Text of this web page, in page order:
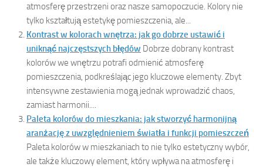
atmosferę przestrzeni oraz nasze samopoczucie. Kolory nie
tylko kształtują estetykę pomieszczenia, ale...
Kontrast w kolorach wnętrza: jak go dobrze ustawić i
uniknąć najczęstszych błędów Dobrze dobrany kontrast
kolorów we wnętrzu potrafi odmienić atmosferę
pomieszczenia, podkreślając jego kluczowe elementy. Zbyt
intensywne zestawienia mogą jednak wprowadzić chaos,
zamiast harmonii....
Paleta kolorów do mieszkania: jak stworzyć harmonijną
aranżację z uwzględnieniem światła i funkcji pomieszczeń
Paleta kolorów w mieszkaniach to nie tylko estetyczny wybór,
ale także kluczowy element, który wpływa na atmosferę i